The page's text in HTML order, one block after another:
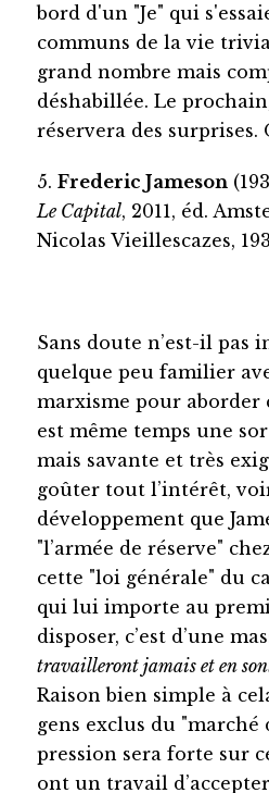
bord d'un "Je" qui
communs de la vie
grand nombre mais
déshabillée. Le
réservera des surprises.
5. Frederic Jameson
Le Capital, 2011, éd.
Nicolas Vieillescazes,
Sans doute n’est-il pas
quelque peu familier
marxisme pour aborder
est même temps une
mais savante et très
goûter tout l’intérêt,
développement que
"l’armée de réserve"
cette "loi générale" du
qui lui importe au
disposer, c’est d’une
travailleront jamais et en
Raison bien simple à
gens exclus du
pression sera forte sur
ont un travail